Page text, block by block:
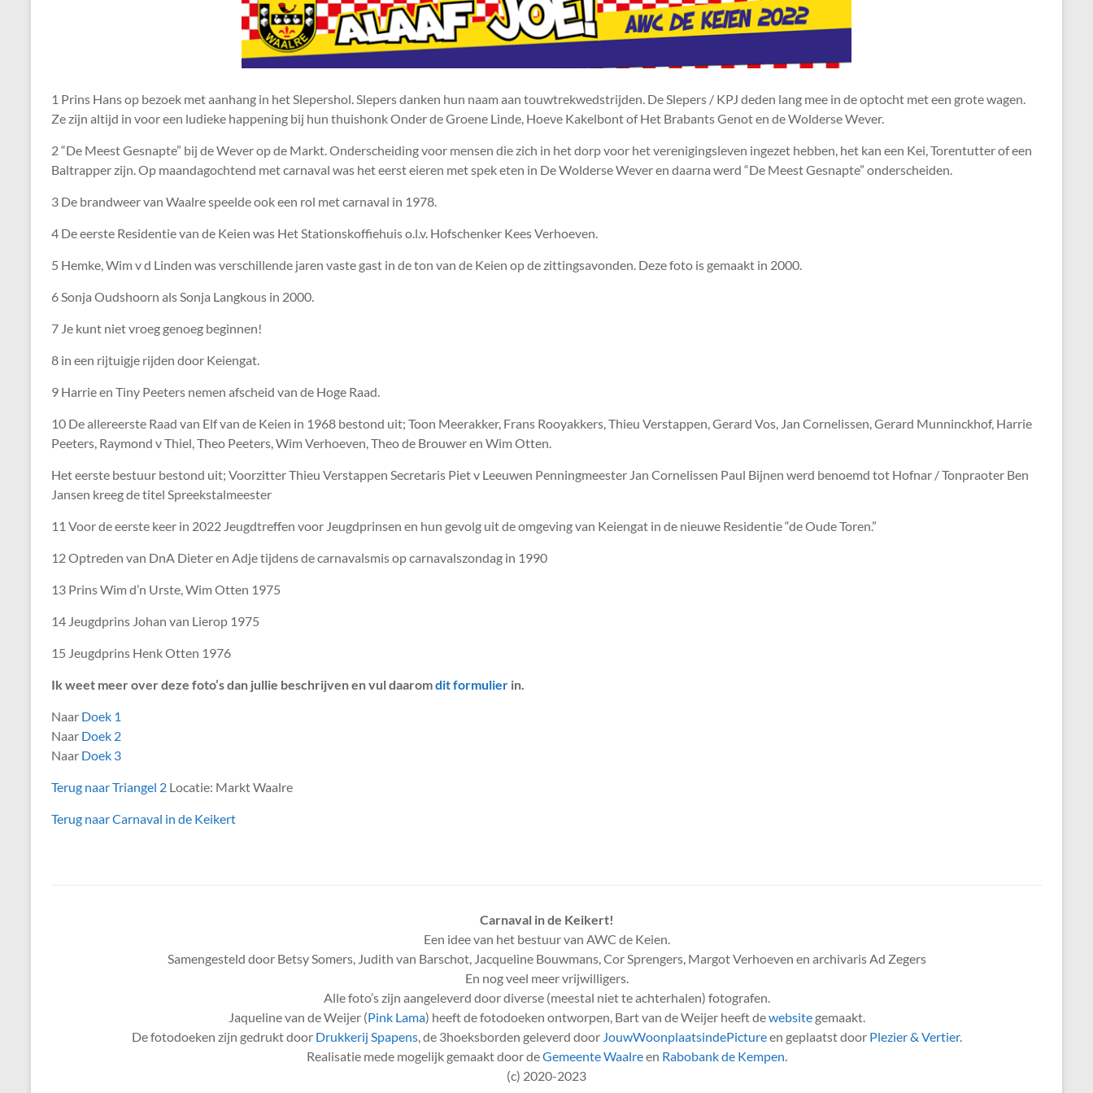
1 Prins Hans op bezoek met aanhang in het Slepershol. Slepers danken hun naam aan touwtrekwedstrijden. De Slepers / KPJ deden lang mee in de optocht met een grote wagen.
Ze zijn altijd in voor een ludieke happening bij hun thuishonk Onder de Groene Linde, Hoeve Kakelbont of Het Brabants Genot en de Wolderse Wever.
2 “De Meest Gesnapte” bij de Wever op de Markt. Onderscheiding voor mensen die zich in het dorp voor het verenigingsleven ingezet hebben, het kan een Kei, Torentutter of een
Baltrapper zijn. Op maandagochtend met carnaval was het eerst eieren met spek eten in De Wolderse Wever en daarna werd “De Meest Gesnapte” onderscheiden.
3 De brandweer van Waalre speelde ook een rol met carnaval in 1978.
4 De eerste Residentie van de Keien was Het Stationskoffiehuis o.l.v. Hofschenker Kees Verhoeven.
5 Hemke, Wim v d Linden was verschillende jaren vaste gast in de ton van de Keien op de zittingsavonden. Deze foto is gemaakt in 2000.
6 Sonja Oudshoorn als Sonja Langkous in 2000.
7 Je kunt niet vroeg genoeg beginnen!
8 in een rijtuigje rijden door Keiengat.
9 Harrie en Tiny Peeters nemen afscheid van de Hoge Raad.
10 De allereerste Raad van Elf van de Keien in 1968 bestond uit; Toon Meerakker, Frans Rooyakkers, Thieu Verstappen, Gerard Vos, Jan Cornelissen, Gerard Munninckhof, Harrie
Peeters, Raymond v Thiel, Theo Peeters, Wim Verhoeven, Theo de Brouwer en Wim Otten.
Het eerste bestuur bestond uit; Voorzitter Thieu Verstappen Secretaris Piet v Leeuwen Penningmeester Jan Cornelissen Paul Bijnen werd benoemd tot Hofnar / Tonpraoter Ben
Jansen kreeg de titel Spreekstalmeester
11 Voor de eerste keer in 2022 Jeugdtreffen voor Jeugdprinsen en hun gevolg uit de omgeving van Keiengat in de nieuwe Residentie “de Oude Toren.”
12 Optreden van DnA Dieter en Adje tijdens de carnavalsmis op carnavalszondag in 1990
13 Prins Wim d’n Urste, Wim Otten 1975
14 Jeugdprins Johan van Lierop 1975
15 Jeugdprins Henk Otten 1976
Ik weet meer over deze foto’s dan jullie beschrijven en vul daaromdit formulier in.
Naar Doek 1
Naar Doek 2
Naar Doek 3
Terug naar Triangel 2 Locatie: Markt Waalre
Terug naar Carnaval in de Keikert
Carnaval in de Keikert!
Een idee van het bestuur van AWC de Keien.
Samengesteld door Betsy Somers, Judith van Barschot, Jacqueline Bouwmans, Cor Sprengers, Margot Verhoeven en archivaris Ad Zegers
En nog veel meer vrijwilligers.
Alle foto’s zijn aangeleverd door diverse (meestal niet te achterhalen) fotografen.
Jaqueline van de Weijer (Pink Lama) heeft de fotodoeken ontworpen, Bart van de Weijer heeft dewebsitegemaakt.
De fotodoeken zijn gedrukt door Drukkerij Spapens, de 3hoeksborden geleverd door JouwWoonplaatsindePictureen geplaatst door Plezier & Vertier.
Realisatie mede mogelijk gemaakt door deGemeente Waalreen Rabobank de Kempen.
(c) 2020-2023